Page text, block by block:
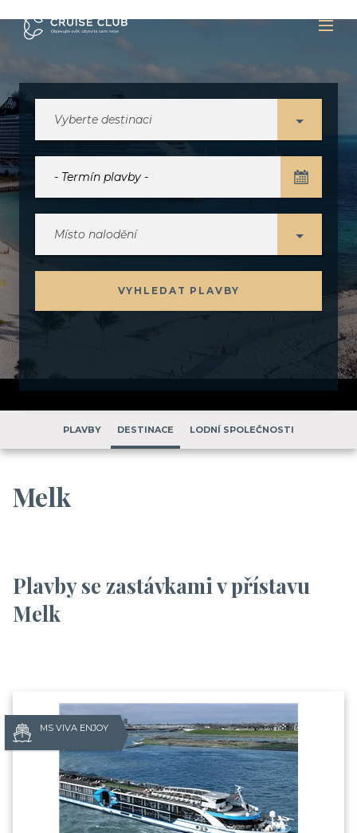
Vyberte destinaci
Místo nalodění
VYHLEDAT PLAVBY
PLAVBY DESTINACE LODNÍ SPOLEČNOSTI
Melk
Plavby se zastávkami v přístavu
Melk
MS VIVA ENJOY